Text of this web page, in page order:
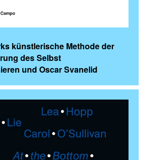
künstlerische Methode der
des Selbst
und Oscar Svanelid